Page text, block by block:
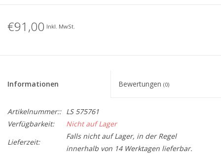
€91,00 Inkl. MwSt.
Informationen Bewertungen (0)
Artikelnummer:: LS 575761
Verfügbarkeit:
Nicht auf Lager
Lieferzeit:
Falls nicht auf Lager, in der Regel
innerhalb von 14 Werktagen lieferbar.